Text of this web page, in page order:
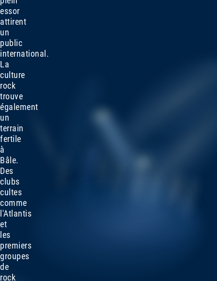
essor
attirent
un
public
international.
La
culture
rock
trouve
également
un
terrain
fertile
à
Bâle.
Des
clubs
cultes
comme
l'Atlantis
et
les
premiers
groupes
de
rock